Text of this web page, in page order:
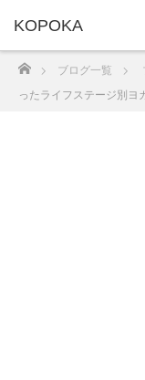
KOPOKA
ブログ一覧
ったライフステージ別ヨ